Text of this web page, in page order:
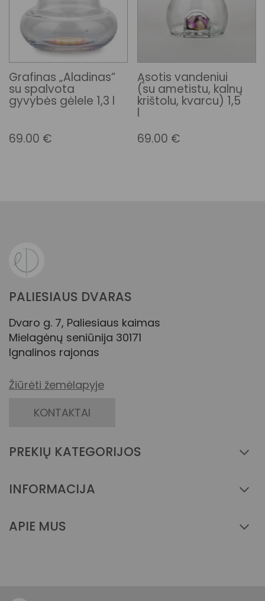
Grafinas „Aladinas”
su spalvota
gyvybės gėlele 1,3 l
69.00 €
Ąsotis vandeniui
(su ametistu, kalnų
krištolu, kvarcu) 1,5
l
69.00 €
PALIESIAUS DVARAS
Dvaro g. 7, Paliesiaus kaimas
Mielagėnų seniūnija 30171
Ignalinos rajonas
Žiūrėti žemėlapyje
KONTAKTAI
PREKIŲ KATEGORIJOS
INFORMACIJA
APIE MUS